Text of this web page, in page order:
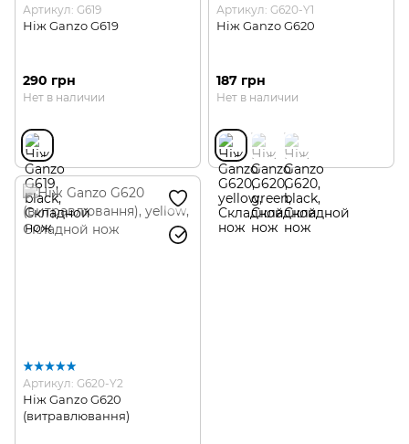
Артикул: G619
Ніж Ganzo G619
290 грн
Нет в наличии
Артикул: G620-Y1
Ніж Ganzo G620
187 грн
Нет в наличии
Артикул: G620-Y2
Ніж Ganzo G620
(витравлювання)